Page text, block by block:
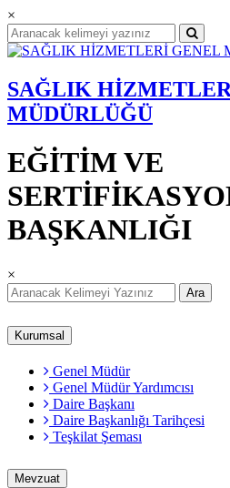
×
SAĞLIK
MÜDÜRLÜĞÜ
EĞİTİM VE
BAŞKANLIĞI
×
Ara
Kurumsal
Genel Müdür
Genel Müdür Yardımcısı
Daire Başkanı
Daire Başkanlığı Tarihçesi
Teşkilat Şeması
Mevzuat